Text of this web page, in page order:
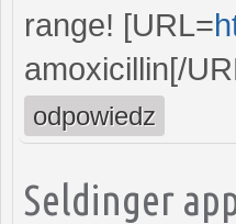
range! [URL=
amoxicillin[/
odpowiedz
Seldinger